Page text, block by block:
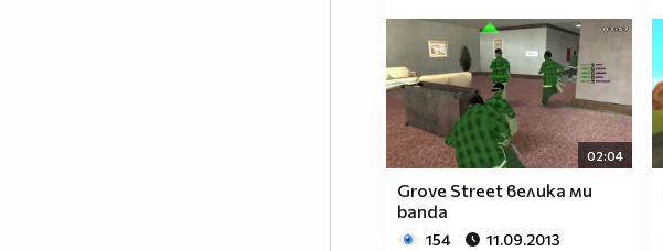
02:04
Grove Street велика ми
banda
154 11.09.2013